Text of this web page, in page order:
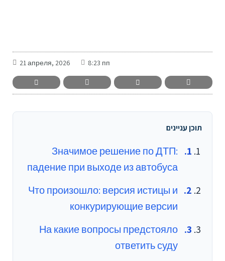
21 апреля, 2026 8:23 пп
תוכן עניינים
Значимое решение по ДТП:
падение при выходе из автобуса
Что произошло: версия истицы и
конкурирующие версии
На какие вопросы предстояло
ответить суду